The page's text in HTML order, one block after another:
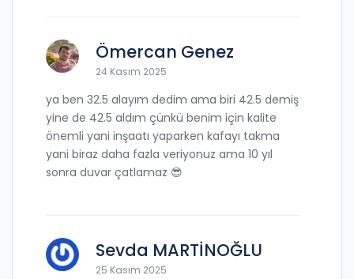
Ömercan Genez
24 Kasım 2025
ya ben 32.5 alayım dedim ama biri 42.5 demiş
yine de 42.5 aldım çünkü benim için kalite
önemli yani inşaatı yaparken kafayı takma
yani biraz daha fazla veriyonuz ama 10 yıl
sonra duvar çatlamaz 😎
Sevda MARTİNOĞLU
25 Kasım 2025